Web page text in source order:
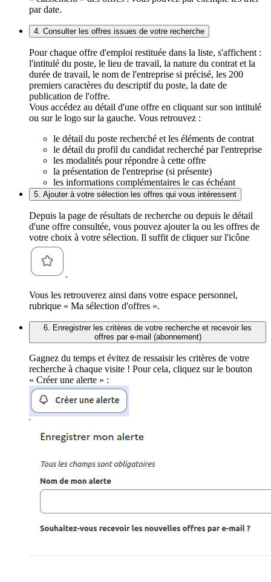
par date.
4. Consulter les offres issues de votre recherche
Pour chaque offre d'emploi restituée dans la liste, s'affichent :
l'intitulé du poste, le lieu de travail, la nature du contrat et la
durée de travail, le nom de l'entreprise si précisé, les 200
premiers caractères du descriptif du poste, la date de
publication de l'offre.
Vous accédez au détail d'une offre en cliquant sur son intitulé
ou sur le logo sur la gauche. Vous retrouvez :
le détail du poste recherché et les éléments de contrat
le détail du profil du candidat recherché par l'entreprise
les modalités pour répondre à cette offre
la présentation de l'entreprise (si présente)
les informations complémentaires le cas échéant
5. Ajouter à votre sélection les offres qui vous intéressent
Depuis la page de résultats de recherche ou depuis le détail
d'une offre consultée, vous pouvez ajouter la ou les offres de
votre choix à votre sélection. Il suffit de cliquer sur l'icône
.
Vous les retrouverez ainsi dans votre espace personnel,
rubrique « Ma sélection d'offres ».
6. Enregistrer les critères de votre recherche et recevoir les
offres par e-mail (abonnement)
Gagnez du temps et évitez de ressaisir les critères de votre
recherche à chaque visite ! Pour cela, cliquez sur le bouton
« Créer une alerte » :